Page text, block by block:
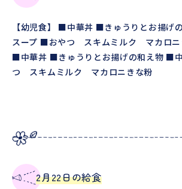
【幼児食】 ■中華丼 ■きゅうりとお揚げ
スープ ■おやつ スキムミルク マカロニ
■中華丼 ■きゅうりとお揚げの和え物 ■
つ スキムミルク マカロニきな粉
2月22日の給食